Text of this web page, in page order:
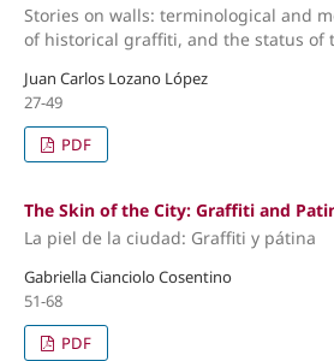
Stories on walls: terminological and
of historical graffiti, and the status of
Juan Carlos Lozano López
27-49
PDF
The Skin of the City: Graffiti and
La piel de la ciudad: Graffiti y pátina
Gabriella Cianciolo Cosentino
51-68
PDF